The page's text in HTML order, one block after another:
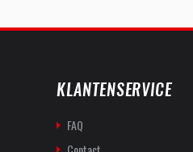
KLANTENSERVICE
FAQ